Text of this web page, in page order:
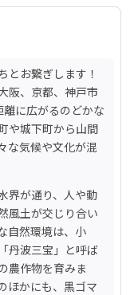
とお繋ぎします！
阪、京都、神戸市
に広がるのどかな
や城下町から山間
な気候や文化が混
界が通り、人や動
風土が交じり合い
自然環境は、小
丹波三宝」と呼ば
農作物を育みま
ほかにも、黒ゴマ